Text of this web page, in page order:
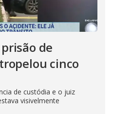
de
cinco
de custódia e o juiz
visivelmente